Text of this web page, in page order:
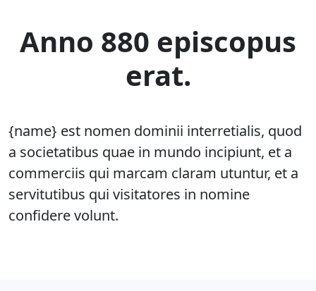
Anno 880 episcopus
erat.
{name} est nomen dominii interretialis, quod
a societatibus quae in mundo incipiunt, et a
commerciis qui marcam claram utuntur, et a
servitutibus qui visitatores in nomine
confidere volunt.